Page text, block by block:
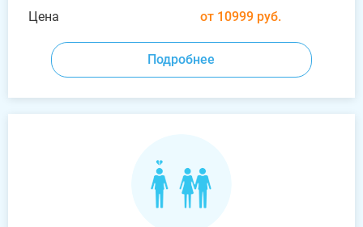
Цена
от 10999 руб.
Подробнее